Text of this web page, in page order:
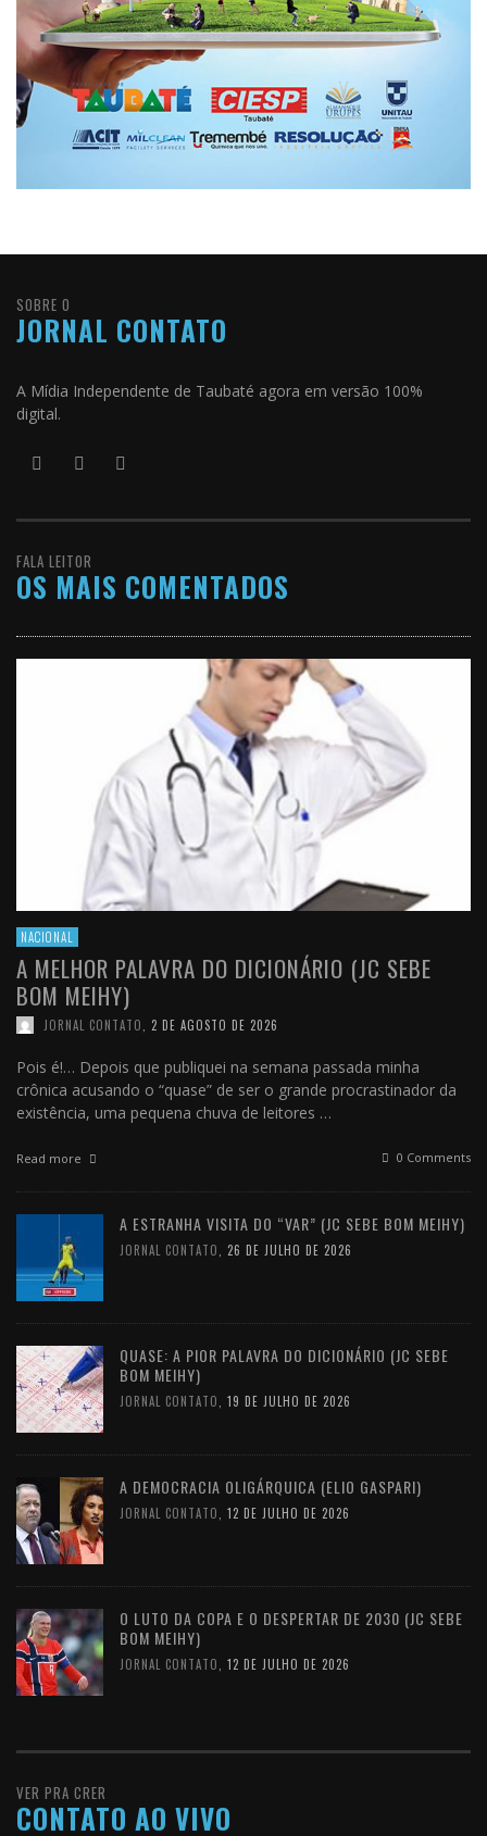
SOBRE O
JORNAL CONTATO
A Mídia Independente de Taubaté agora em versão 100%
digital.
FALA LEITOR
OS MAIS COMENTADOS
NACIONAL
A MELHOR PALAVRA DO DICIONÁRIO (JC SEBE
BOM MEIHY)
JORNAL CONTATO, 2 DE AGOSTO DE 2026
Pois é!… Depois que publiquei na semana passada minha
crônica acusando o “quase” de ser o grande procrastinador da
existência, uma pequena chuva de leitores …
Read more 0 Comments
A ESTRANHA VISITA DO “VAR” (JC SEBE BOM MEIHY)
JORNAL CONTATO 26 DE JULHO DE 2026
QUASE: A PIOR PALAVRA DO DICIONÁRIO (JC SEBE
BOM MEIHY)
JORNAL CONTATO 19 DE JULHO DE 2026
A DEMOCRACIA OLIGÁRQUICA (ELIO GASPARI)
JORNAL CONTATO 12 DE JULHO DE 2026
O LUTO DA COPA E O DESPERTAR DE 2030 (JC SEBE
BOM MEIHY)
JORNAL CONTATO 12 DE JULHO DE 2026
VER PRA CRER
CONTATO AO VIVO